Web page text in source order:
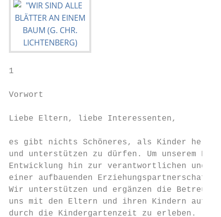
1
Vorwort
Liebe Eltern, liebe Interessenten,
es gibt nichts Schöneres, als Kinder
und unterstützen zu dürfen. Um unserem
Entwicklung hin zur verantwortlichen und
einer aufbauenden Erziehungspartnerschaft.
Wir unterstützen und ergänzen die
uns mit den Eltern und ihren Kindern auf
durch die Kindergartenzeit zu erleben.